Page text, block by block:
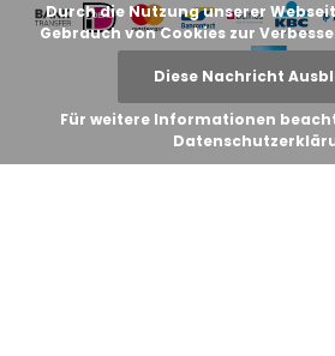
Durch die Nutzung unserer
Gebrauch von Cookies zur
Diese Nachricht
Für weitere Informationen